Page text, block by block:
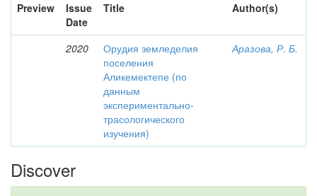
Preview
Issue
Date
Title Author(s)
2020
Орудия земледелия
поселения
Аликемектепе (по
данным
экспериментально-
трасологического
изучения)
Аразова, Р. Б.
Discover